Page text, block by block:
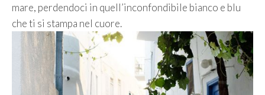
mare, perdendoci in quell’inconfondibile bianco e blu
che ti si stampa nel cuore.